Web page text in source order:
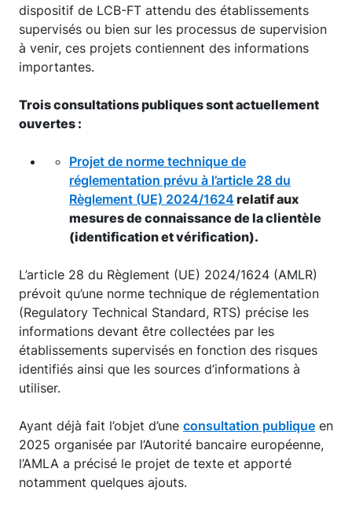
dispositif de LCB-FT attendu des établissements
supervisés ou bien sur les processus de supervision
à venir, ces projets contiennent des informations
importantes.
Trois consultations publiques sont actuellement
ouvertes :
Projet de norme technique de
réglementation prévu à l’article 28 du
Règlement (UE) 2024/1624 relatif aux
mesures de connaissance de la clientèle
(identification et vérification).
L’article 28 du Règlement (UE) 2024/1624 (AMLR)
prévoit qu’une norme technique de réglementation
(Regulatory Technical Standard, RTS) précise les
informations devant être collectées par les
établissements supervisés en fonction des risques
identifiés ainsi que les sources d’informations à
utiliser.
Ayant déjà fait l’objet d’une consultation publique en
2025 organisée par l’Autorité bancaire européenne,
l’AMLA a précisé le projet de texte et apporté
notamment quelques ajouts.